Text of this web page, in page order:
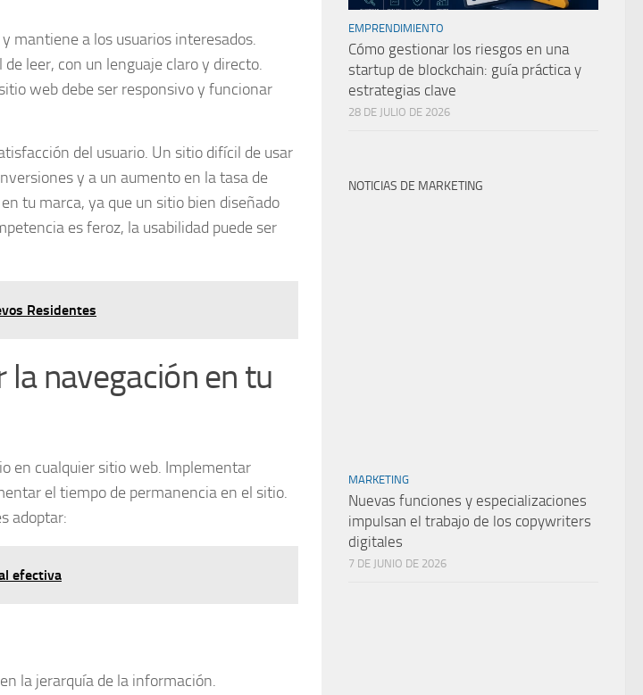
mantiene a los usuarios interesados.
leer, con un lenguaje claro y directo.
web debe ser responsivo y funcionar
del usuario. Un sitio difícil de usar
y a un aumento en la tasa de
tu marca, ya que un sitio bien diseñado
es feroz, la usabilidad puede ser
Residentes
navegación en tu
en cualquier sitio web. Implementar
el tiempo de permanencia en el sitio.
adoptar:
efectiva
la jerarquía de la información.
EMPRENDIMIENTO
Cómo gestionar los riesgos en una
startup de blockchain: guía práctica y
estrategias clave
28 DE JULIO DE 2026
NOTICIAS DE MARKETING
MARKETING
Nuevas funciones y especializaciones
impulsan el trabajo de los copywriters
digitales
7 DE JUNIO DE 2026